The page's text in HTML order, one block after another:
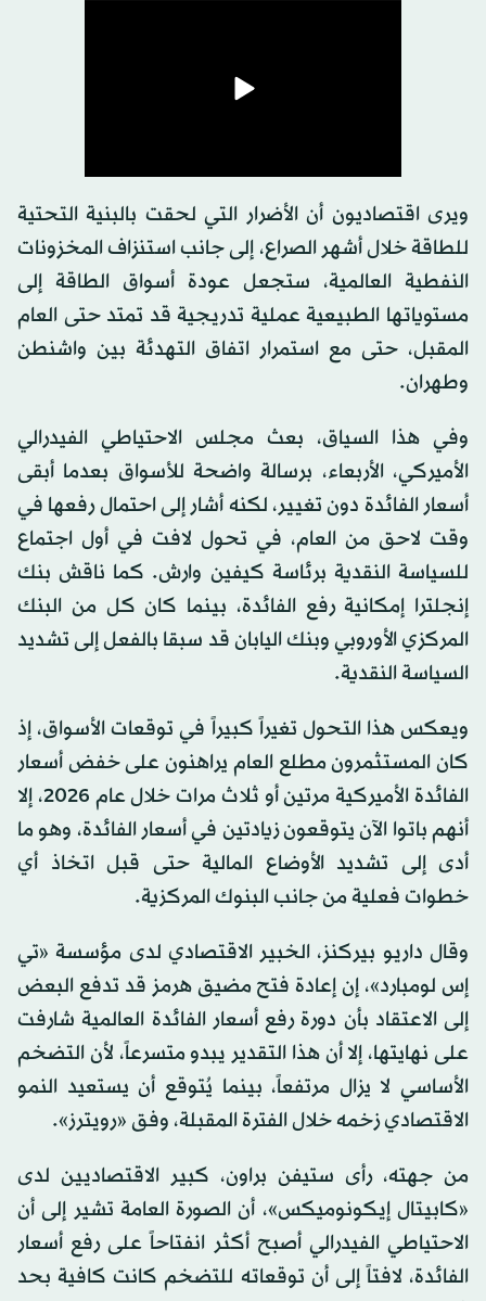
ويرى اقتصاديون أن الأضرار التي لحقت بالبنية التحتية
للطاقة خلال أشهر الصراع، إلى جانب استنزاف المخزونات
النفطية العالمية، ستجعل عودة أسواق الطاقة إلى
مستوياتها الطبيعية عملية تدريجية قد تمتد حتى العام
المقبل، حتى مع استمرار اتفاق التهدئة بين واشنطن
وطهران.
وفي هذا السياق، بعث مجلس الاحتياطي الفيدرالي
الأميركي، الأربعاء، برسالة واضحة للأسواق بعدما أبقى
أسعار الفائدة دون تغيير، لكنه أشار إلى احتمال رفعها في
وقت لاحق من العام، في تحول لافت في أول اجتماع
للسياسة النقدية برئاسة كيفين وارش. كما ناقش بنك
إنجلترا إمكانية رفع الفائدة، بينما كان كل من البنك
المركزي الأوروبي وبنك اليابان قد سبقا بالفعل إلى تشديد
السياسة النقدية.
ويعكس هذا التحول تغيراً كبيراً في توقعات الأسواق، إذ
كان المستثمرون مطلع العام يراهنون على خفض أسعار
الفائدة الأميركية مرتين أو ثلاث مرات خلال عام 2026، إلا
أنهم باتوا الآن يتوقعون زيادتين في أسعار الفائدة، وهو ما
أدى إلى تشديد الأوضاع المالية حتى قبل اتخاذ أي
خطوات فعلية من جانب البنوك المركزية.
وقال داريو بيركنز، الخبير الاقتصادي لدى مؤسسة «تي
إس لومبارد»، إن إعادة فتح مضيق هرمز قد تدفع البعض
إلى الاعتقاد بأن دورة رفع أسعار الفائدة العالمية شارفت
على نهايتها، إلا أن هذا التقدير يبدو متسرعاً، لأن التضخم
الأساسي لا يزال مرتفعاً، بينما يُتوقع أن يستعيد النمو
الاقتصادي زخمه خلال الفترة المقبلة، وفق «رويترز».
من جهته، رأى ستيفن براون، كبير الاقتصاديين لدى
«كابيتال إيكونوميكس»، أن الصورة العامة تشير إلى أن
الاحتياطي الفيدرالي أصبح أكثر انفتاحاً على رفع أسعار
الفائدة، لافتاً إلى أن توقعاته للتضخم كانت كافية بحد